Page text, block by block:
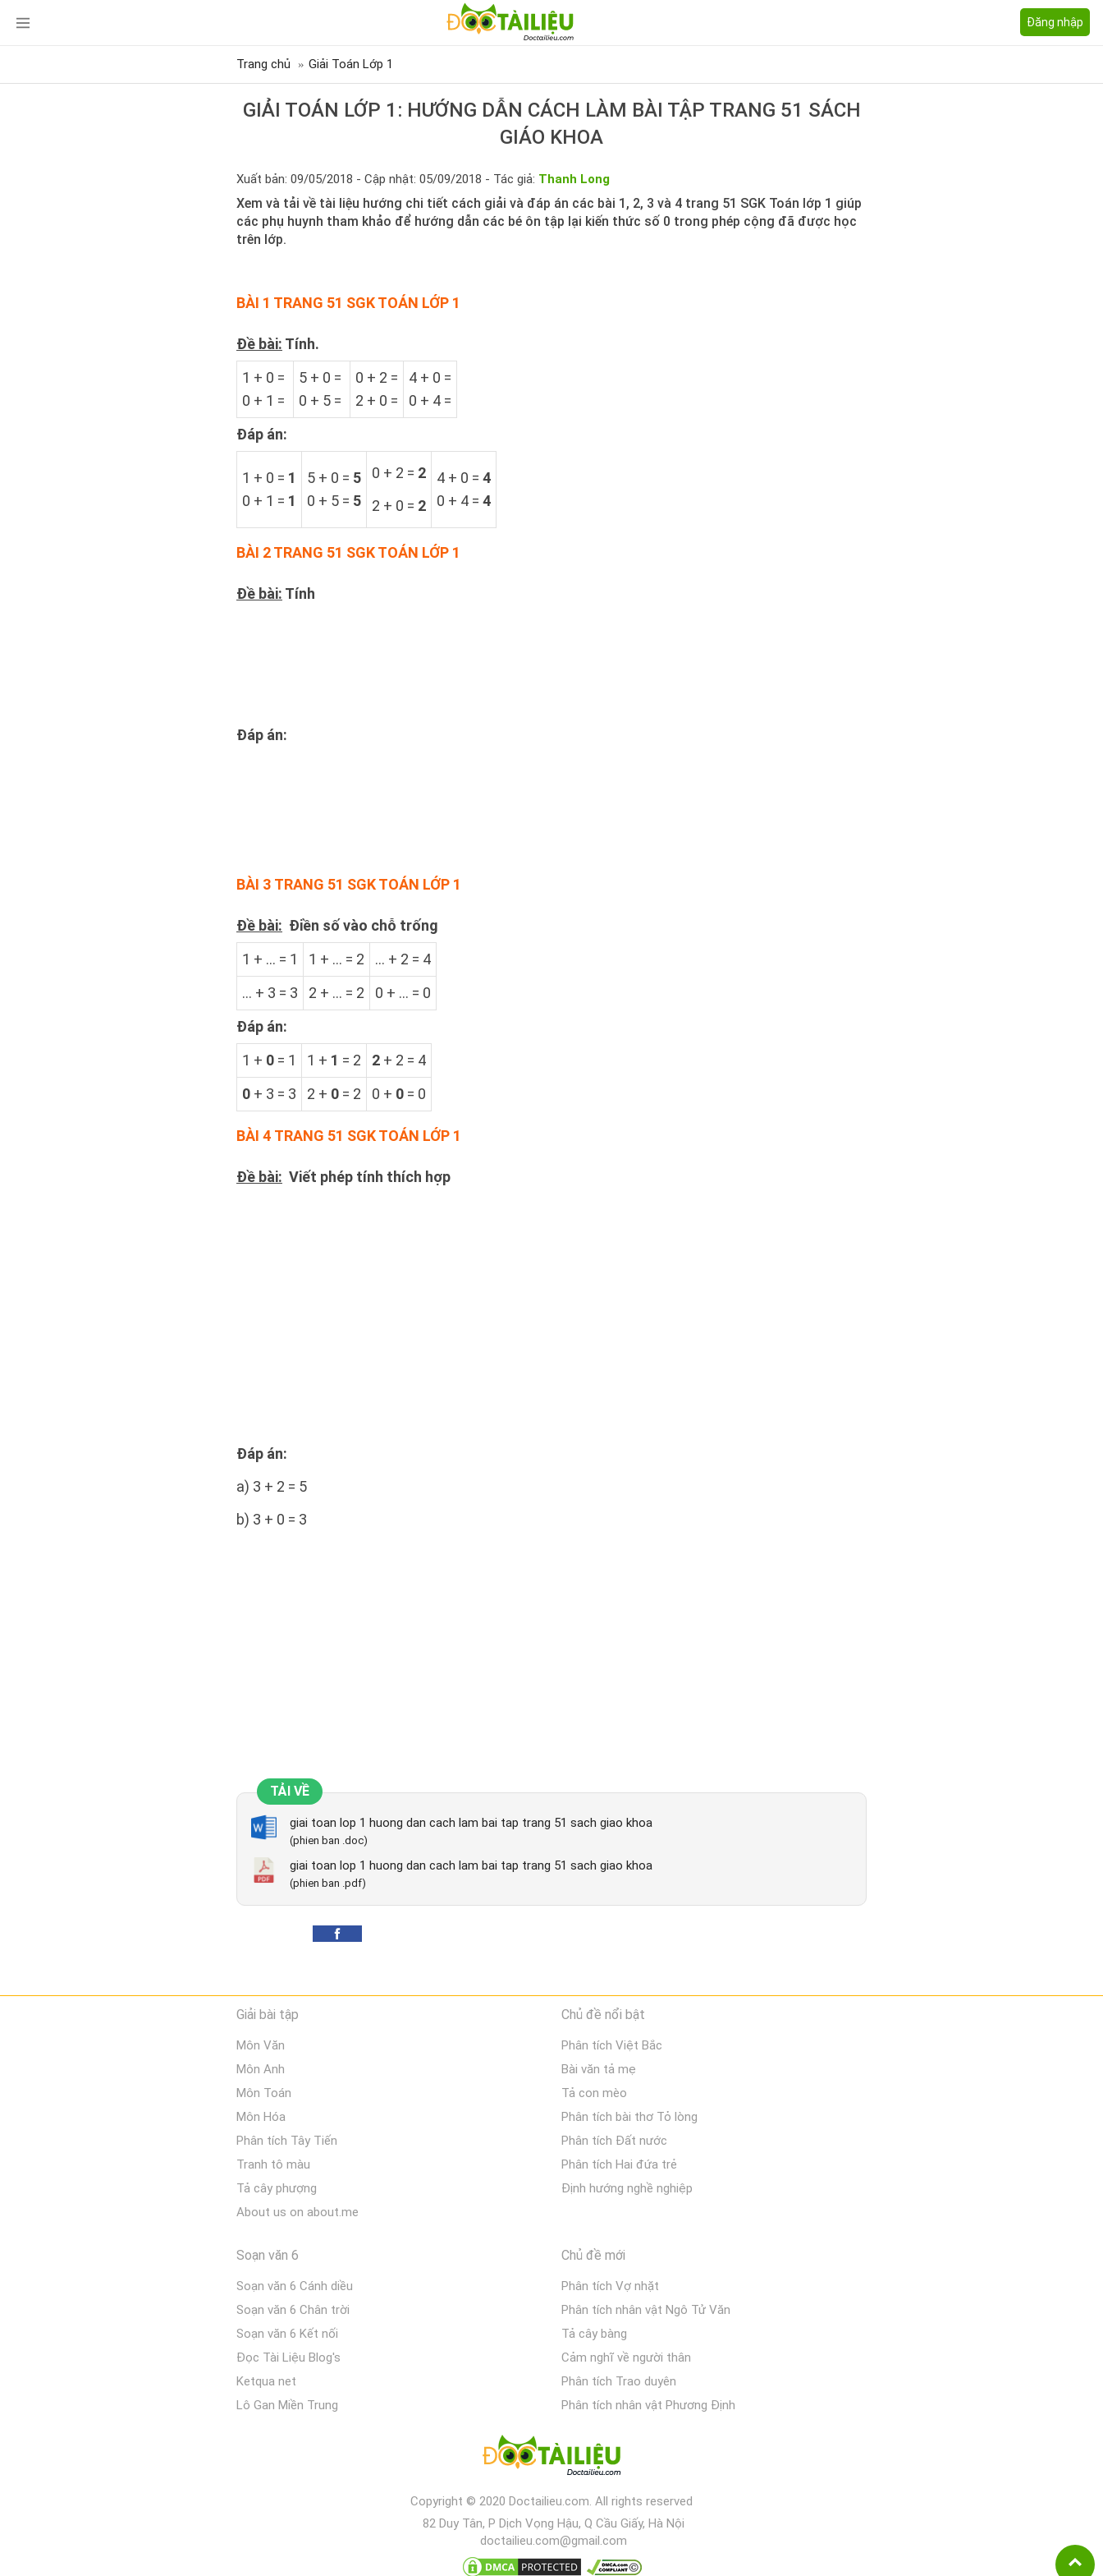
Đăng nhập
Trang chủ Giải Toán Lớp 1
GIẢI TOÁN LỚP 1: HƯỚNG DẪN CÁCH LÀM BÀI TẬP TRANG 51 SÁCH
GIÁO KHOA
Xuất bản: 09/05/2018 - Cập nhật: 05/09/2018 - Tác giả: Thanh Long
Xem và tải về tài liệu hướng chi tiết cách giải và đáp án các bài 1, 2, 3 và 4 trang 51 SGK Toán lớp 1 giúp
các phụ huynh tham khảo để hướng dẫn các bé ôn tập lại kiến thức số 0 trong phép cộng đã được học
trên lớp.
BÀI 1 TRANG 51 SGK TOÁN LỚP 1
Đề bài: Tính.
1 + 0 =
0 + 1 =
5 + 0 =
0 + 5 =
0 + 2 =
2 + 0 =
4 + 0 =
0 + 4 =
Đáp án:
1 + 0 = 1
0 + 1 = 1
5 + 0 = 5
0 + 5 = 5
0 + 2 = 2
2 + 0 = 2
4 + 0 = 4
0 + 4 = 4
BÀI 2 TRANG 51 SGK TOÁN LỚP 1
Đề bài: Tính
Đáp án:
BÀI 3 TRANG 51 SGK TOÁN LỚP 1
Đề bài: Điền số vào chỗ trống
1 + ... = 1
1 + ... = 2
... + 2 = 4
... + 3 = 3
2 + ... = 2
0 + ... = 0
Đáp án:
1 + 0 = 1 1 + 1 = 2 2 + 2 = 4
0 + 3 = 3 2 + 0 = 2 0 + 0 = 0
BÀI 4 TRANG 51 SGK TOÁN LỚP 1
Đề bài: Viết phép tính thích hợp
Đáp án:
a) 3 + 2 = 5
b) 3 + 0 = 3
TẢI VỀ
giai toan lop 1 huong dan cach lam bai tap trang 51 sach giao khoa
(phien ban .doc)
giai toan lop 1 huong dan cach lam bai tap trang 51 sach giao khoa
(phien ban .pdf)
Giải bài tập
Môn Văn
Môn Anh
Môn Toán
Môn Hóa
Phân tích Tây Tiến
Tranh tô màu
Tả cây phượng
About us on about.me
Chủ đề nổi bật
Phân tích Việt Bắc
Bài văn tả mẹ
Tả con mèo
Phân tích bài thơ Tỏ lòng
Phân tích Đất nước
Phân tích Hai đứa trẻ
Định hướng nghề nghiệp
Soạn văn 6
Soạn văn 6 Cánh diều
Soạn văn 6 Chân trời
Soạn văn 6 Kết nối
Đọc Tài Liệu Blog's
Ketqua net
Lô Gan Miền Trung
Chủ đề mới
Phân tích Vợ nhặt
Phân tích nhân vật Ngô Tử Văn
Tả cây bàng
Cảm nghĩ về người thân
Phân tích Trao duyên
Phân tích nhân vật Phương Định
Copyright © 2020 Doctailieu.com. All rights reserved
82 Duy Tân, P Dịch Vọng Hậu, Q Cầu Giấy, Hà Nội
doctailieu.com@gmail.com